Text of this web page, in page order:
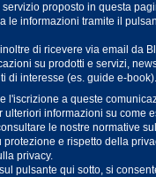
proposto in questa
le informazioni tramite il
di ricevere via email da
su prodotti e servizi,
di interesse (es. guide e-book).
l'iscrizione a queste
ulteriori informazioni su come
le nostre normative
protezione e rispetto della
privacy.
pulsante qui sotto, si